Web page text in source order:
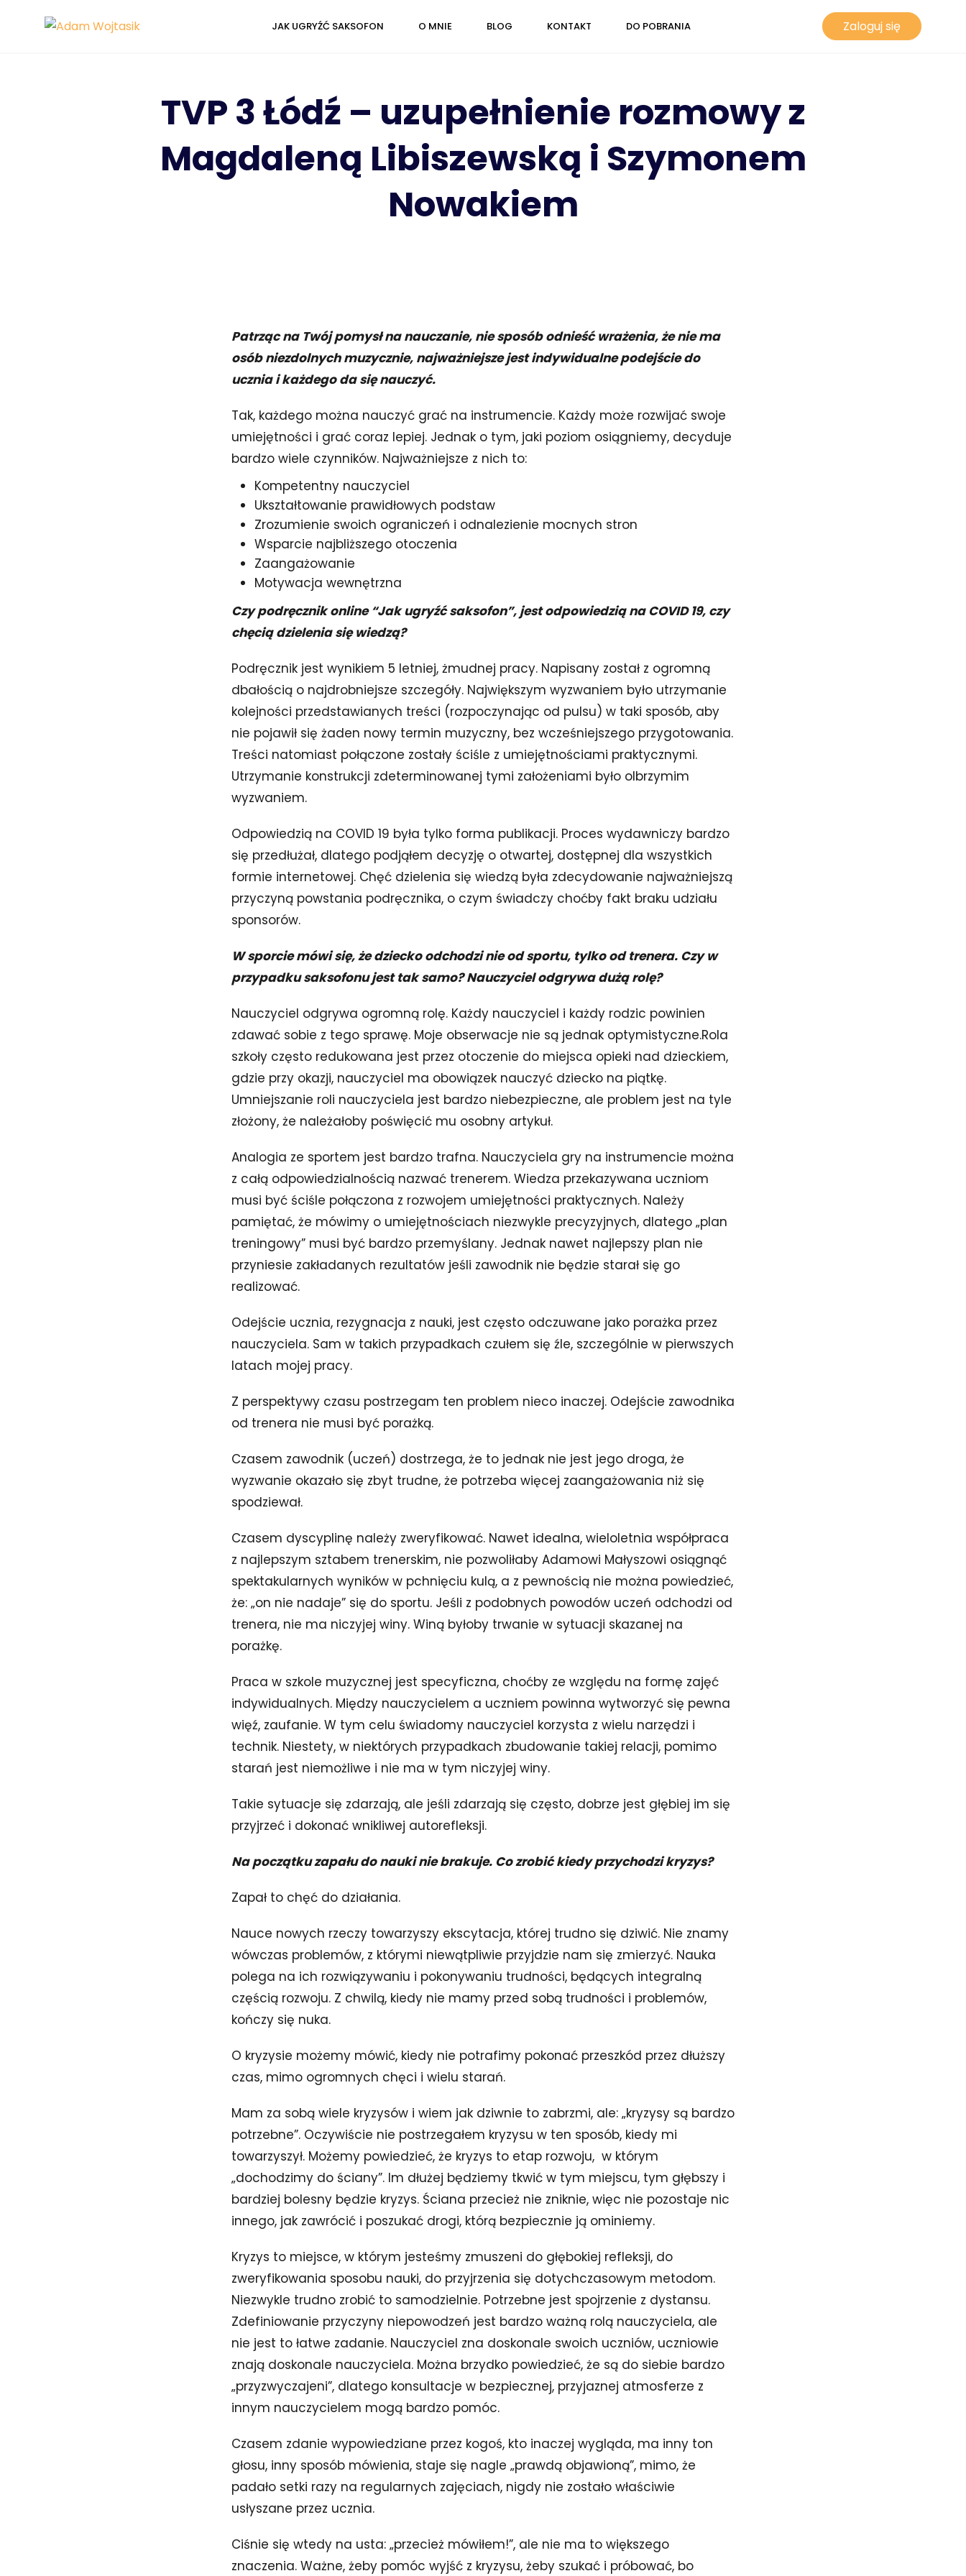
JAK UGRYŹĆ SAKSOFON O MNIE BLOG KONTAKT DO POBRANIA Zaloguj się
TVP 3 Łódź – uzupełnienie rozmowy z
Magdaleną Libiszewską i Szymonem
Nowakiem
Patrząc na Twój pomysł na nauczanie, nie sposób odnieść wrażenia, że nie ma
osób niezdolnych muzycznie, najważniejsze jest indywidualne podejście do
ucznia i każdego da się nauczyć.
Tak, każdego można nauczyć grać na instrumencie. Każdy może rozwijać swoje
umiejętności i grać coraz lepiej. Jednak o tym, jaki poziom osiągniemy, decyduje
bardzo wiele czynników. Najważniejsze z nich to:
Kompetentny nauczyciel
Ukształtowanie prawidłowych podstaw
Zrozumienie swoich ograniczeń i odnalezienie mocnych stron
Wsparcie najbliższego otoczenia
Zaangażowanie
Motywacja wewnętrzna
Czy podręcznik online “Jak ugryźć saksofon”, jest odpowiedzią na COVID 19, czy
chęcią dzielenia się wiedzą?
Podręcznik jest wynikiem 5 letniej, żmudnej pracy. Napisany został z ogromną
dbałością o najdrobniejsze szczegóły. Największym wyzwaniem było utrzymanie
kolejności przedstawianych treści (rozpoczynając od pulsu) w taki sposób, aby
nie pojawił się żaden nowy termin muzyczny, bez wcześniejszego przygotowania.
Treści natomiast połączone zostały ściśle z umiejętnościami praktycznymi.
Utrzymanie konstrukcji zdeterminowanej tymi założeniami było olbrzymim
wyzwaniem.
Odpowiedzią na COVID 19 była tylko forma publikacji. Proces wydawniczy bardzo
się przedłużał, dlatego podjąłem decyzję o otwartej, dostępnej dla wszystkich
formie internetowej. Chęć dzielenia się wiedzą była zdecydowanie najważniejszą
przyczyną powstania podręcznika, o czym świadczy choćby fakt braku udziału
sponsorów.
W sporcie mówi się, że dziecko odchodzi nie od sportu, tylko od trenera. Czy w
przypadku saksofonu jest tak samo? Nauczyciel odgrywa dużą rolę?
Nauczyciel odgrywa ogromną rolę. Każdy nauczyciel i każdy rodzic powinien
zdawać sobie z tego sprawę. Moje obserwacje nie są jednak optymistyczne.Rola
szkoły często redukowana jest przez otoczenie do miejsca opieki nad dzieckiem,
gdzie przy okazji, nauczyciel ma obowiązek nauczyć dziecko na piątkę.
Umniejszanie roli nauczyciela jest bardzo niebezpieczne, ale problem jest na tyle
złożony, że należałoby poświęcić mu osobny artykuł.
Analogia ze sportem jest bardzo trafna. Nauczyciela gry na instrumencie można
z całą odpowiedzialnością nazwać trenerem. Wiedza przekazywana uczniom
musi być ściśle połączona z rozwojem umiejętności praktycznych. Należy
pamiętać, że mówimy o umiejętnościach niezwykle precyzyjnych, dlatego „plan
treningowy” musi być bardzo przemyślany. Jednak nawet najlepszy plan nie
przyniesie zakładanych rezultatów jeśli zawodnik nie będzie starał się go
realizować.
Odejście ucznia, rezygnacja z nauki, jest często odczuwane jako porażka przez
nauczyciela. Sam w takich przypadkach czułem się źle, szczególnie w pierwszych
latach mojej pracy.
Z perspektywy czasu postrzegam ten problem nieco inaczej. Odejście zawodnika
od trenera nie musi być porażką.
Czasem zawodnik (uczeń) dostrzega, że to jednak nie jest jego droga, że
wyzwanie okazało się zbyt trudne, że potrzeba więcej zaangażowania niż się
spodziewał.
Czasem dyscyplinę należy zweryfikować. Nawet idealna, wieloletnia współpraca
z najlepszym sztabem trenerskim, nie pozwoliłaby Adamowi Małyszowi osiągnąć
spektakularnych wyników w pchnięciu kulą, a z pewnością nie można powiedzieć,
że: „on nie nadaje” się do sportu. Jeśli z podobnych powodów uczeń odchodzi od
trenera, nie ma niczyjej winy. Winą byłoby trwanie w sytuacji skazanej na
porażkę.
Praca w szkole muzycznej jest specyficzna, choćby ze względu na formę zajęć
indywidualnych. Między nauczycielem a uczniem powinna wytworzyć się pewna
więź, zaufanie. W tym celu świadomy nauczyciel korzysta z wielu narzędzi i
technik. Niestety, w niektórych przypadkach zbudowanie takiej relacji, pomimo
starań jest niemożliwe i nie ma w tym niczyjej winy.
Takie sytuacje się zdarzają, ale jeśli zdarzają się często, dobrze jest głębiej im się
przyjrzeć i dokonać wnikliwej autorefleksji.
Na początku zapału do nauki nie brakuje. Co zrobić kiedy przychodzi kryzys?
Zapał to chęć do działania.
Nauce nowych rzeczy towarzyszy ekscytacja, której trudno się dziwić. Nie znamy
wówczas problemów, z którymi niewątpliwie przyjdzie nam się zmierzyć. Nauka
polega na ich rozwiązywaniu i pokonywaniu trudności, będących integralną
częścią rozwoju. Z chwilą, kiedy nie mamy przed sobą trudności i problemów,
kończy się nuka.
O kryzysie możemy mówić, kiedy nie potrafimy pokonać przeszkód przez dłuższy
czas, mimo ogromnych chęci i wielu starań.
Mam za sobą wiele kryzysów i wiem jak dziwnie to zabrzmi, ale: „kryzysy są bardzo
potrzebne”. Oczywiście nie postrzegałem kryzysu w ten sposób, kiedy mi
towarzyszył. Możemy powiedzieć, że kryzys to etap rozwoju, w którym
„dochodzimy do ściany”. Im dłużej będziemy tkwić w tym miejscu, tym głębszy i
bardziej bolesny będzie kryzys. Ściana przecież nie zniknie, więc nie pozostaje nic
innego, jak zawrócić i poszukać drogi, którą bezpiecznie ją ominiemy.
Kryzys to miejsce, w którym jesteśmy zmuszeni do głębokiej refleksji, do
zweryfikowania sposobu nauki, do przyjrzenia się dotychczasowym metodom.
Niezwykle trudno zrobić to samodzielnie. Potrzebne jest spojrzenie z dystansu.
Zdefiniowanie przyczyny niepowodzeń jest bardzo ważną rolą nauczyciela, ale
nie jest to łatwe zadanie. Nauczyciel zna doskonale swoich uczniów, uczniowie
znają doskonale nauczyciela. Można brzydko powiedzieć, że są do siebie bardzo
„przyzwyczajeni”, dlatego konsultacje w bezpiecznej, przyjaznej atmosferze z
innym nauczycielem mogą bardzo pomóc.
Czasem zdanie wypowiedziane przez kogoś, kto inaczej wygląda, ma inny ton
głosu, inny sposób mówienia, staje się nagle „prawdą objawioną”, mimo, że
padało setki razy na regularnych zajęciach, nigdy nie zostało właściwie
usłyszane przez ucznia.
Ciśnie się wtedy na usta: „przecież mówiłem!”, ale nie ma to większego
znaczenia. Ważne, żeby pomóc wyjść z kryzysu, żeby szukać i próbować, bo